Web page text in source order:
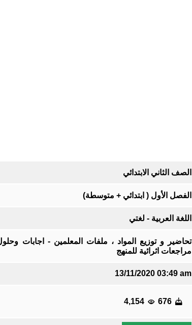
الصف الثاني الابتدائي
الفصل الأول ( ابتدائي + متوسطة)
اللغة العربية - لغتي
تحاضير و توزيع المواد ، ملفات المعلمين - اجابات
مراجعات اثرائية للمنهج
13/11/2020 03:49 am
676
4,154